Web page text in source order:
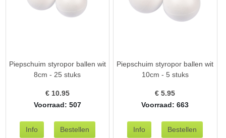
Piepschuim styropor ballen wit
8cm - 25 stuks
€ 10.95
Voorraad: 507
Piepschuim styropor ballen wit
10cm - 5 stuks
€5.95
Voorraad: 663